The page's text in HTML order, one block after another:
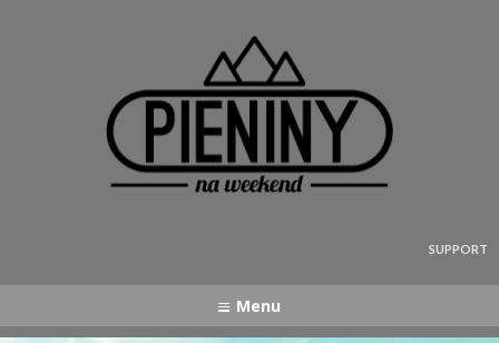
SUPPORT
Menu